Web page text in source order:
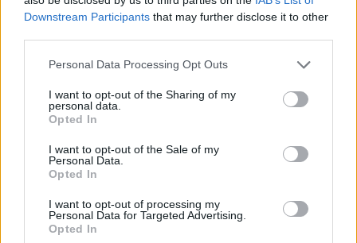
Downstream Participants that may further disclose it to other
Please note that this website/app uses one or more Google
not limited to your visit or usage behaviour. You may click to
grant or deny consent to Google and its third-party tags to
use your data for below specified purposes in below Google
consent section.
Personal Data Processing Opt Outs
I want to opt-out of the Sharing of my
personal data.
Opted In
I want to opt-out of the Sale of my
Personal Data.
Opted In
I want to opt-out of processing my
Personal Data for Targeted Advertising.
Opted In
Un’altra barba virale nonostante non sia lunga e
voluminosa è quella sul viso di Gianmarco
Tamberi. Quella della barba di Gimbo è una
quando il padre gli suggerì di radersi solo metà
viso, Gianmarco cominciò ad infrangere record e